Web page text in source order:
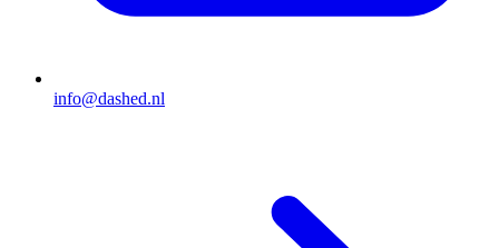
info@dashed.nl